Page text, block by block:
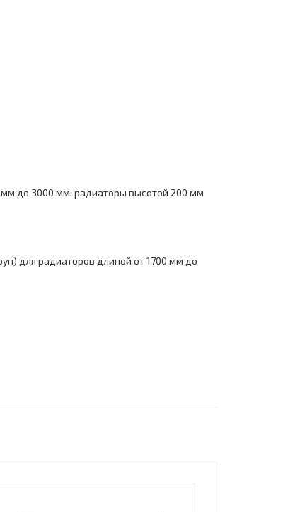
до 3000 мм; радиаторы высотой 200 мм
для радиаторов длиной от 1700 мм до